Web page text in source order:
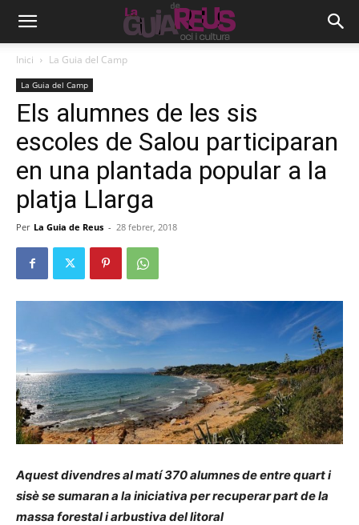
Inici La Guia del Camp
La Guia del Camp
Els alumnes de les sis
escoles de Salou participaran
en una plantada popular a la
platja Llarga
Per La Guia de Reus - 28 febrer, 2018
Aquest divendres al matí 370 alumnes de entre quart i
sisè se sumaran a la iniciativa per recuperar part de la
massa forestal i arbustiva del litoral